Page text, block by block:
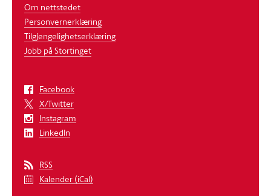
Om nettstedet
Personvernerklæring
Tilgjengelighetserklæring
Jobb på Stortinget
Facebook
X/Twitter
Instagram
LinkedIn
RSS
Kalender (iCal)